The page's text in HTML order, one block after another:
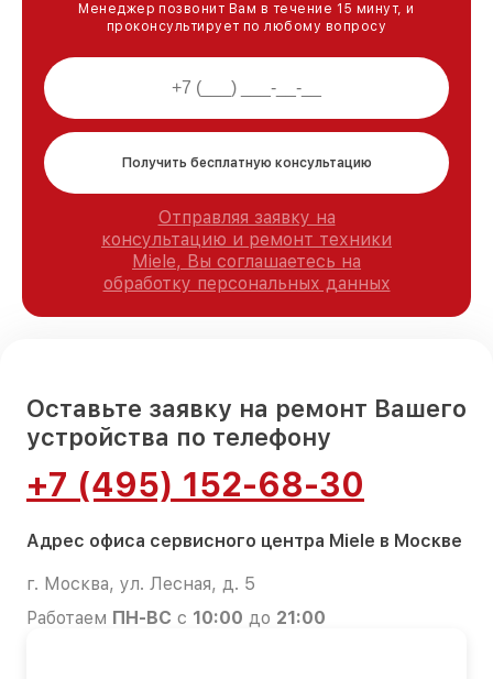
Менеджер позвонит Вам в течение 15 минут, и
проконсультирует по любому вопросу
Получить бесплатную консультацию
Отправляя заявку на
консультацию и ремонт техники
Miele, Вы соглашаетесь на
обработку персональных данных
Оставьте заявку на ремонт Вашего
устройства по телефону
+7 (495) 152-68-30
Адрес офиса сервисного центра Miele в Москве
г. Москва, ул. Лесная, д. 5
Работаем ПН-ВС с 10:00 до 21:00